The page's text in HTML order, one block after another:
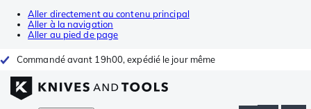
Aller directement au contenu principal
Aller à la navigation
Aller au pied de page
Commandé avant 19h00, expédié le jour même